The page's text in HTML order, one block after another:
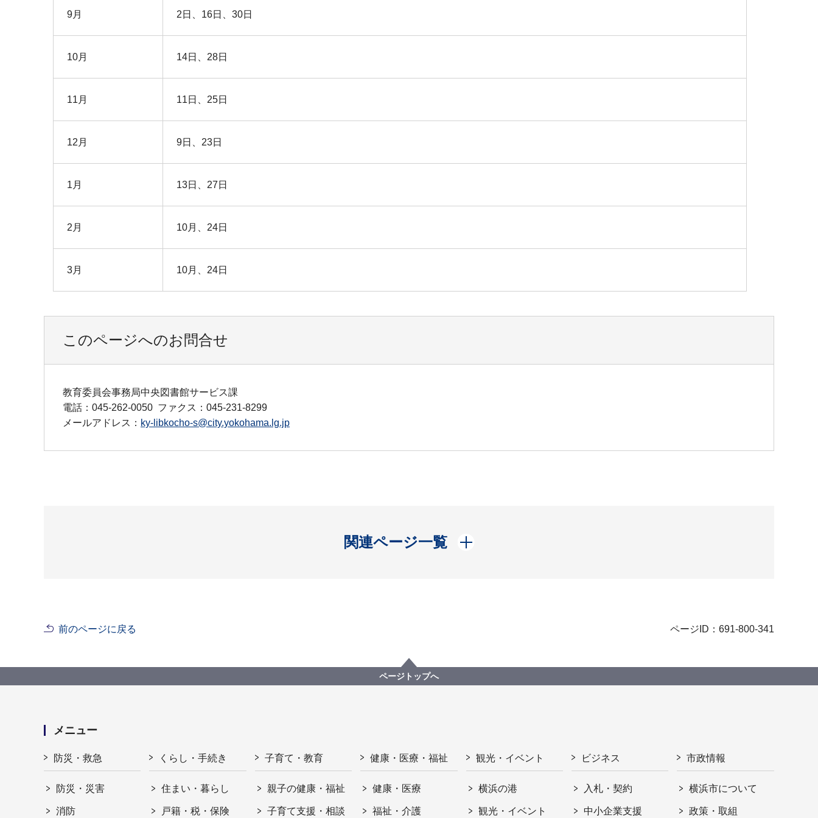
9月 2日、16日、30日
10月 14日、28日
11月 11日、25日
12月 9日、23日
1月 13日、27日
2月 10月、24日
3月 10月、24日
このページへのお問合せ
教育委員会事務局中央図書館サービス課
電話：045-262-0050 ファクス：045-231-8299
メールアドレス： ky-libkocho-s@city.yokohama.lg.jp
関連ページ一覧
開く
前のページに戻る ページID：691-800-341
ページトップへ
メニュー
防災・救急
防災・災害
消防
くらし・手続き
住まい・暮らし
戸籍・税・保険
子育て・教育
親子の健康・福祉
子育て支援・相談
健康・医療・福祉
健康・医療
福祉・介護
観光・イベント
横浜の港
観光・イベント
ビジネス
入札・契約
中小企業支援
市政情報
横浜市について
政策・取組